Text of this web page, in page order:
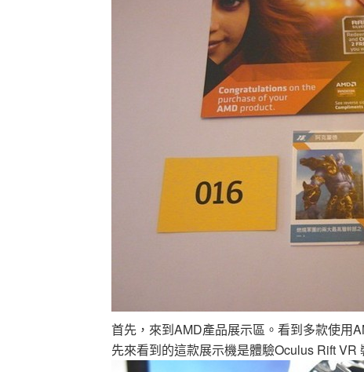
首先，來到AMD產品展示區。看到多款使用
先來看到的這款展示機是體驗Oculus Rift